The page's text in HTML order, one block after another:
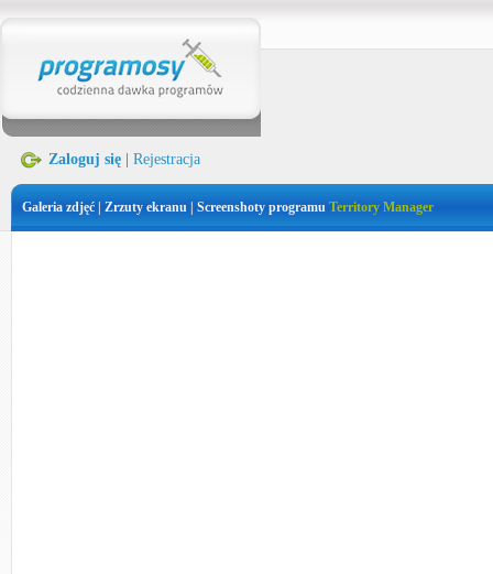
Zaloguj się Rejestracja
Galeria zdjęć | Zrzuty ekranu | Screenshoty programu Territory Manager